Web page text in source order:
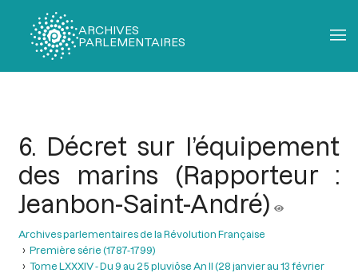
ARCHIVES
PARLEMENTAIRES
6. Décret sur l’équipement
des marins (Rapporteur :
Jeanbon-Saint-André)
Archives parlementaires de la Révolution Française
Première série (1787-1799)
Tome LXXXIV - Du 9 au 25 pluviôse An II (28 janvier au 13 février